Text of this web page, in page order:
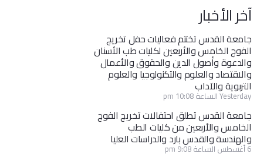
آخر الأخبار
جامعة القدس تختتم فعاليات حفل تخريج
الفوج الخامس والأربعين لكليات طب الأسنان
والدعوة وأصول الدين والحقوق والأعمال
والاقتصاد والعلوم والتكنولوجيا والعلوم
التربوية والآداب
Yesterday الساعة 10:08 pm
جامعة القدس تطلق احتفالات تخريج الفوج
الخامس والأربعين من كليات الطب
والهندسة والقدس بارد والدراسات العليا
6 أغسطس الساعة 9:08 pm